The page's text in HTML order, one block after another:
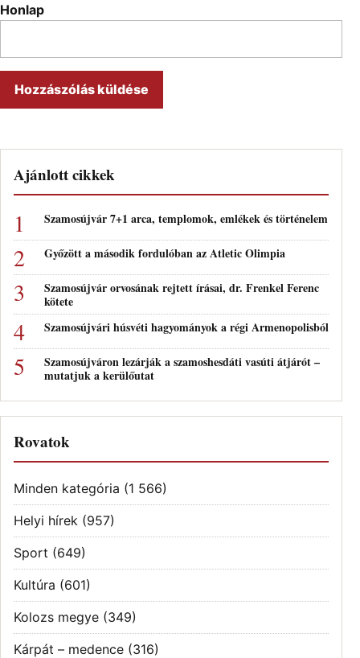
Honlap
Ajánlott cikkek
Szamosújvár 7+1 arca, templomok, emlékek és történelem
Győzött a második fordulóban az Atletic Olimpia
Szamosújvár orvosának rejtett írásai, dr. Frenkel Ferenc
kötete
Szamosújvári húsvéti hagyományok a régi Armenopolisból
Szamosújváron lezárják a szamoshesdáti vasúti átjárót –
mutatjuk a kerülőutat
Rovatok
Minden kategória (1 566)
Helyi hírek (957)
Sport (649)
Kultúra (601)
Kolozs megye (349)
Kárpát – medence (316)